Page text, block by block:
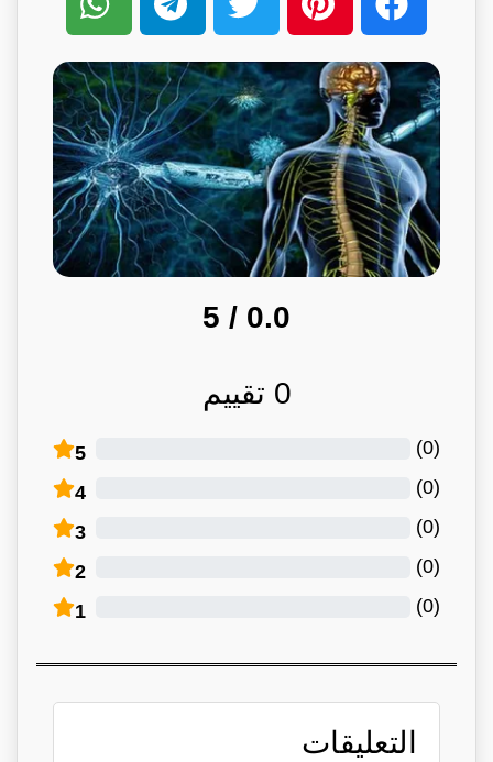
0.0
/ 5
0 تقييم
5 (
0
)
4 (
0
)
3 (
0
)
2 (
0
)
1 (
0
)
التعليقات